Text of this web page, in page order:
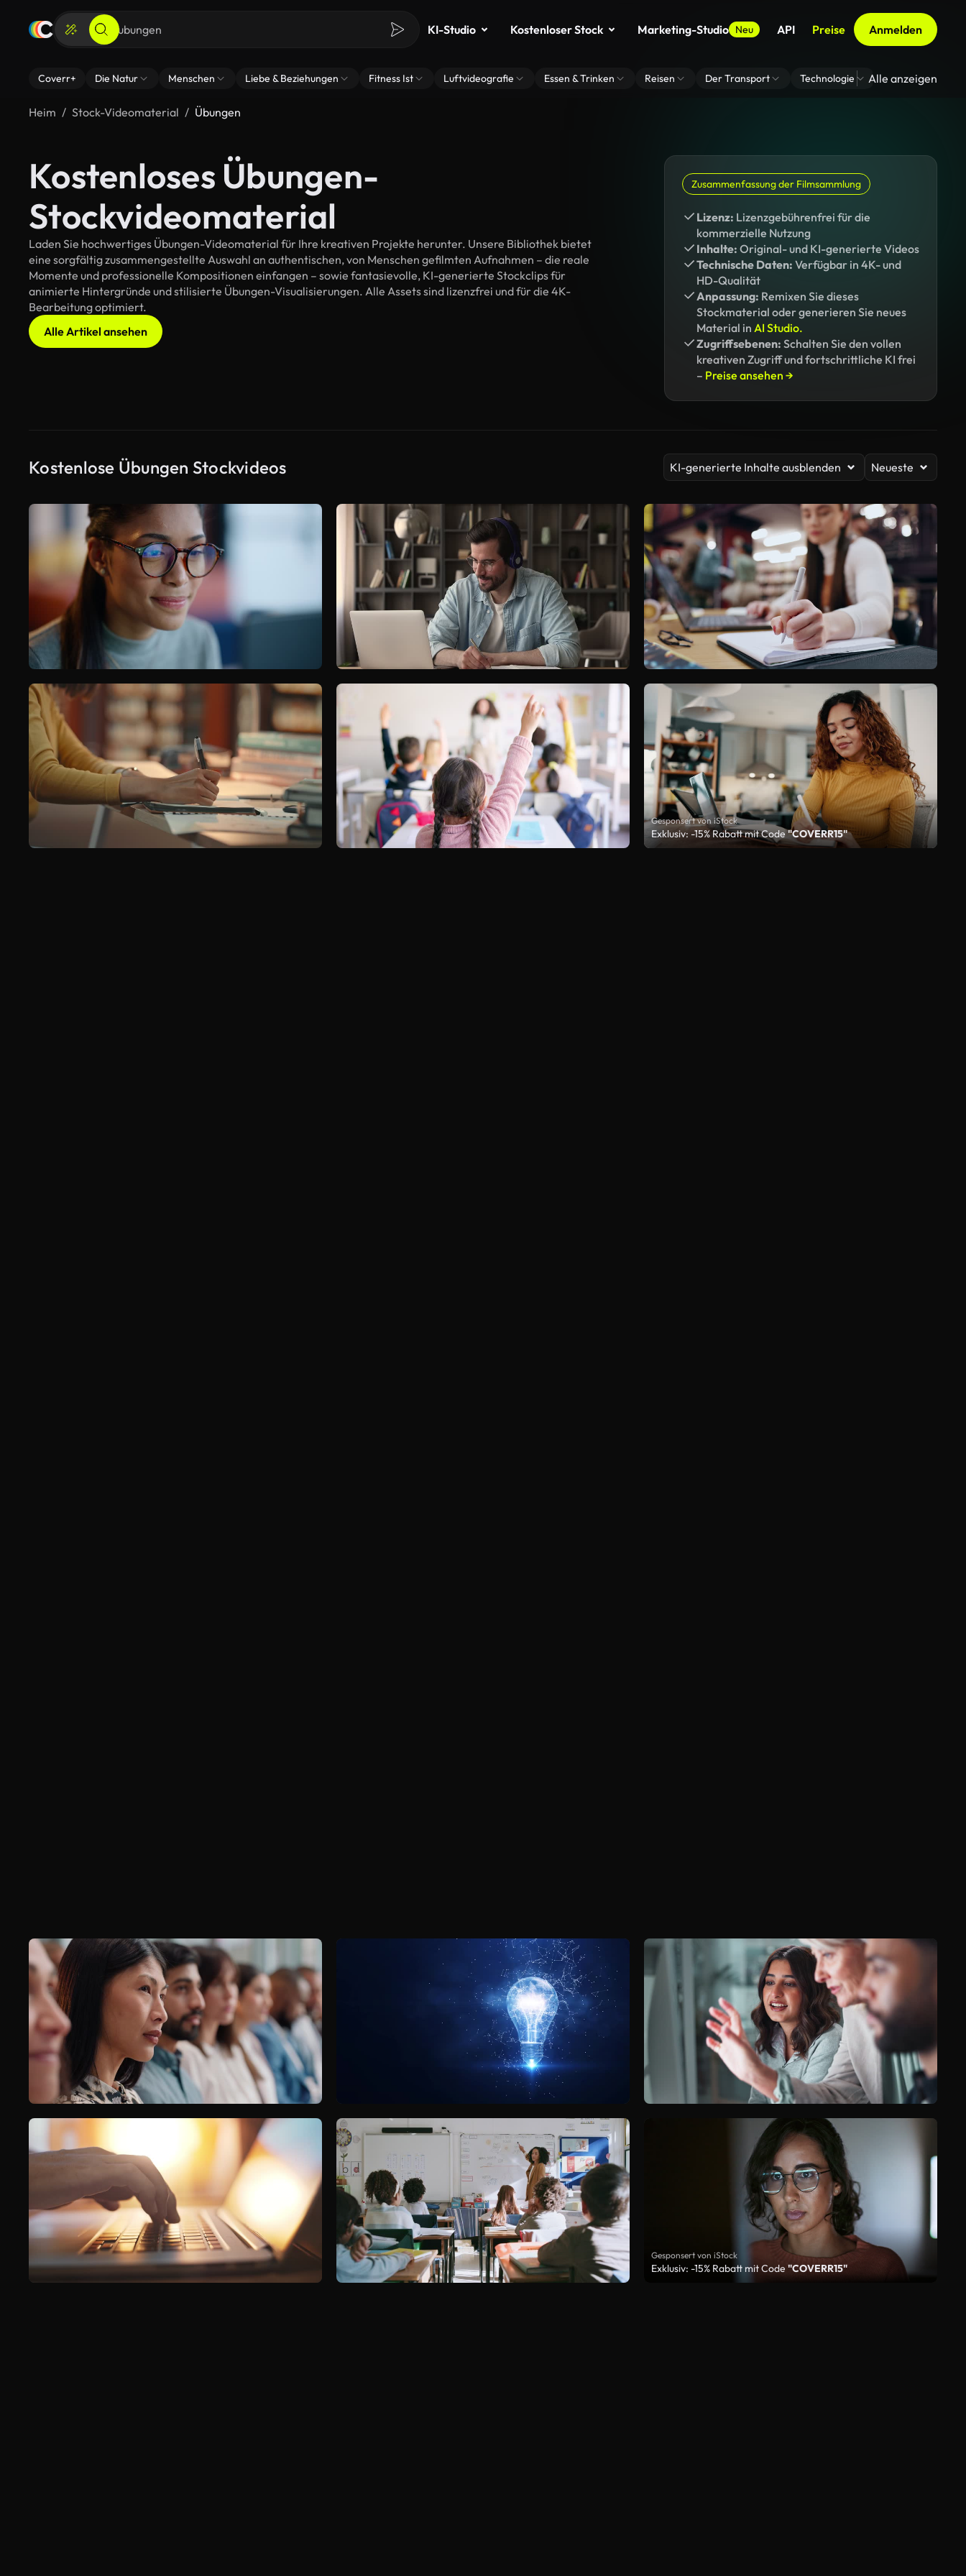
KI-Studio Kostenloser Stock Marketing-Studio Neu API Preise Anmelden
Coverr+ Die Natur Menschen Liebe & Beziehungen Fitness Ist Luftvideografie Essen & Trinken Reisen Der Transport Technologie Zoom Virtuelle
Alle anzeigen
Heim Stock-Videomaterial Übungen
Kostenloses Übungen-
Stockvideomaterial
Laden Sie hochwertiges Übungen-Videomaterial für Ihre kreativen Projekte herunter. Unsere Bibliothek bietet
eine sorgfältig zusammengestellte Auswahl an authentischen, von Menschen gefilmten Aufnahmen – die reale
Momente und professionelle Kompositionen einfangen – sowie fantasievolle, KI-generierte Stockclips für
animierte Hintergründe und stilisierte Übungen-Visualisierungen. Alle Assets sind lizenzfrei und für die 4K-
Bearbeitung optimiert.
Alle Artikel ansehen
Zusammenfassung der Filmsammlung
Lizenz: Lizenzgebührenfrei für die
kommerzielle Nutzung
Inhalte: Original- und KI-generierte Videos
Technische Daten: Verfügbar in 4K- und
HD-Qualität
Anpassung: Remixen Sie dieses
Stockmaterial oder generieren Sie neues
Material in AI Studio.
Zugriffsebenen: Schalten Sie den vollen
kreativen Zugriff und fortschrittliche KI frei
– Preise ansehen →
Kostenlose Übungen Stockvideos KI-generierte Inhalte ausblenden Neueste
Gesponsert von iStock
Exklusiv: -15% Rabatt mit Code"COVERR15"
Gesponsert von iStock
Exklusiv: -15% Rabatt mit Code "COVERR15"